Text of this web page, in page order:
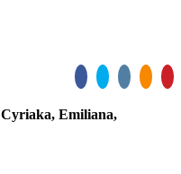
Cyriaka, Emiliana,